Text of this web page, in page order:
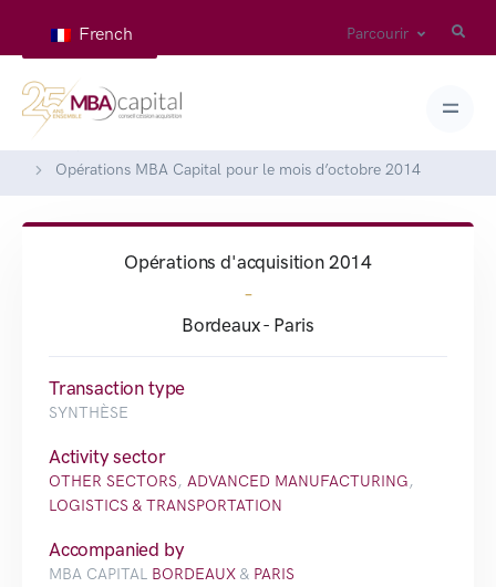
French Parcourir
Opérations MBA Capital pour le mois d’octobre 2014
Opérations d'acquisition 2014
-
Bordeaux - Paris
Transaction type
SYNTHÈSE
Activity sector
OTHER SECTORS, ADVANCED MANUFACTURING,
LOGISTICS & TRANSPORTATION
Accompanied by
MBA CAPITAL BORDEAUX & PARIS